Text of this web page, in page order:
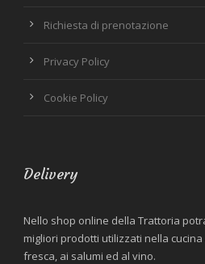
Richiesta di prenotazione
Privacy Policy
Cookie Policy
Delivery
Nello shop online della Trattoria
migliori prodotti utilizzati nella
fresca, ai salumi ed al vino.